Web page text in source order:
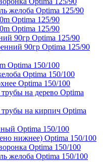
желоба Optima 125/90
Optima 125/90
Optima 125/90
90гр Optima 125/90
90гр Optima 125/90
Optima 150/100
Optima 150/100
Optima 150/100
на дерево Optima
на кирпич Optima
Optima 150/100
нижнее) Optima 150/100
Optima 150/100
желоба Optima 150/100